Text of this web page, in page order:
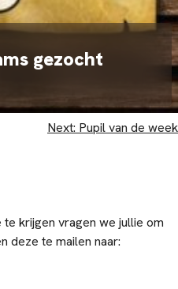
gezocht
Next: Pupil van de week
krijgen vragen we jullie om
deze te mailen naar: